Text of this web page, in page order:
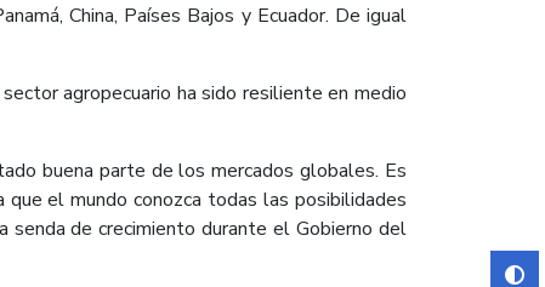
China, Países Bajos y Ecuador. De igual
agropecuario ha sido resiliente en medio
buena parte de los mercados globales. Es
el mundo conozca todas las posibilidades
senda de crecimiento durante el Gobierno del